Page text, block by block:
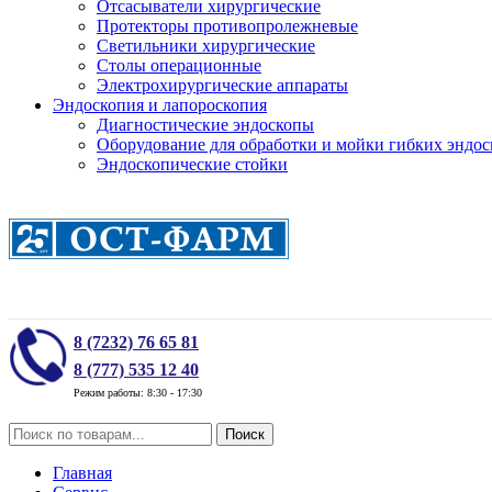
Отсасыватели хирургические
Протекторы противопролежневые
Светильники хирургические
Столы операционные
Электрохирургические аппараты
Эндоскопия и лапороскопия
Диагностические эндоскопы
Оборудование для обработки и мойки гибких
Эндоскопические стойки
8 (7232) 76 65 81
8 (777) 535 12 40
Режим работы: 8:30 - 17:30
Поиск
Главная